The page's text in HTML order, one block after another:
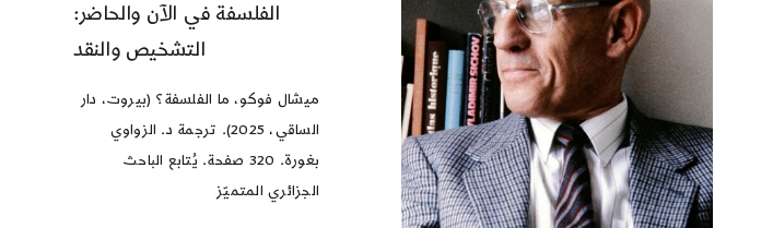
الفلسفة في الآن والحاضر:
التشخيص والنقد
ميشال فوكو، ما الفلسفة؟ (بيروت، دار
الساقي، 2025). ترجمة د. الزواوي
بغورة. 320 صفحة. يُتابع الباحث
الجزائري المتميّز